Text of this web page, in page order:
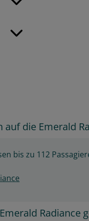
auf die Emerald
bis zu 112
Radiance